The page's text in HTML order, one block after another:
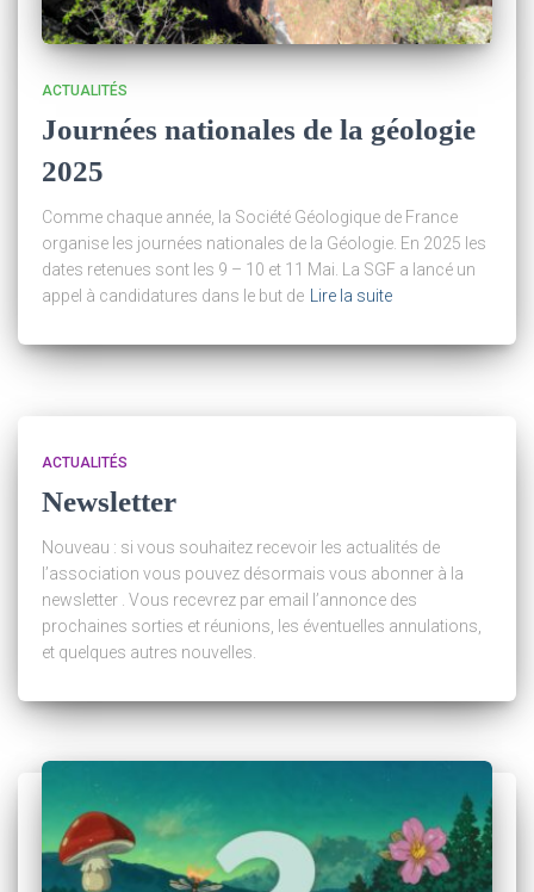
ACTUALITÉS
Journées nationales de la géologie
2025
Comme chaque année, la Société Géologique de France
organise les journées nationales de la Géologie. En 2025 les
dates retenues sont les 9 – 10 et 11 Mai. La SGF a lancé un
appel à candidatures dans le but de
Lire la suite
ACTUALITÉS
Newsletter
Nouveau : si vous souhaitez recevoir les actualités de
l’association vous pouvez désormais vous abonner à la
newsletter . Vous recevrez par email l’annonce des
prochaines sorties et réunions, les éventuelles annulations,
et quelques autres nouvelles.